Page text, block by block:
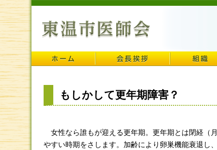
もしかして更年期障害？
女性なら誰もが迎える更年期。更年期とは閉経（
やすい時期をさします。加齢により卵巣機能衰退し